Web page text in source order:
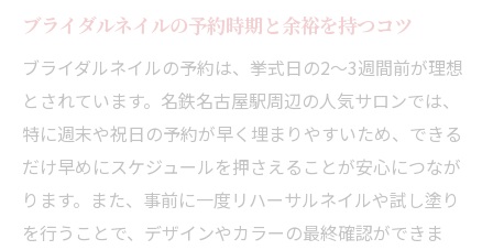
ブライダルネイルの予約時期と余裕を持つコツ
ブライダルネイルの予約は、挙式日の2～3週間前が理想
とされています。名鉄名古屋駅周辺の人気サロンでは、
特に週末や祝日の予約が早く埋まりやすいため、できる
だけ早めにスケジュールを押さえることが安心につなが
ります。また、事前に一度リハーサルネイルや試し塗り
を行うことで、デザインやカラーの最終確認ができま